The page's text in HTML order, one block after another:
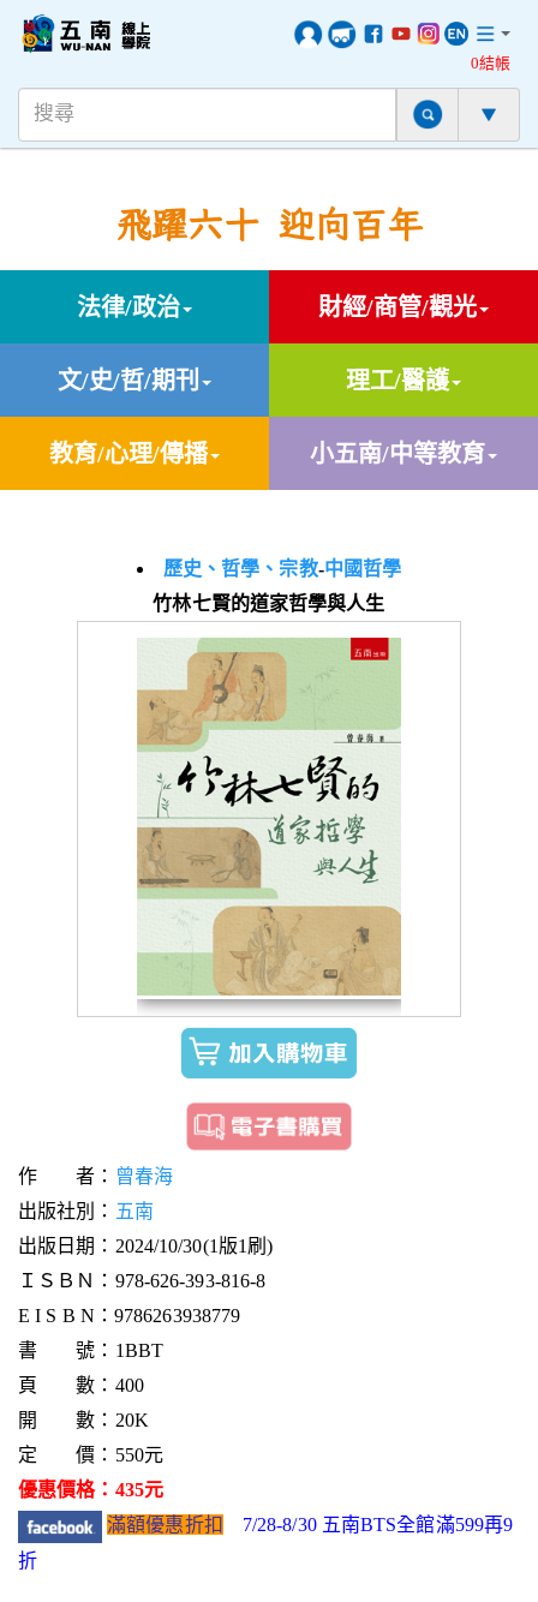
0結帳
飛躍六十 迎向百年
法律/政治 財經/商管/觀光
文/史/哲/期刊 理工/醫護
教育/心理/傳播 小五南/中等教育
歷史、哲學、宗教-中國哲學
竹林七賢的道家哲學與人生
作 者： 曾春海
出版社別： 五南
出版日期：2024/10/30(1版1刷)
ＩＳＢＮ：978-626-393-816-8
E I S B N：9786263938779
書 號：1BBT
頁 數：400
開 數：20K
定 價：550元
優惠價格：435元
滿額優惠折扣
7/28-8/30 五南BTS全館滿599再9
折